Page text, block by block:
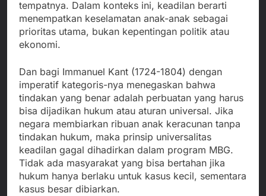
tempatnya. Dalam konteks ini, keadilan berarti
menempatkan keselamatan anak-anak sebagai
prioritas utama, bukan kepentingan politik atau
ekonomi.
Dan bagi Immanuel Kant (1724-1804) dengan
imperatif kategoris-nya menegaskan bahwa
tindakan yang benar adalah perbuatan yang harus
bisa dijadikan hukum atau aturan universal. Jika
negara membiarkan ribuan anak keracunan tanpa
tindakan hukum, maka prinsip universalitas
keadilan gagal dihadirkan dalam program MBG.
Tidak ada masyarakat yang bisa bertahan jika
hukum hanya berlaku untuk kasus kecil, sementara
kasus besar dibiarkan.